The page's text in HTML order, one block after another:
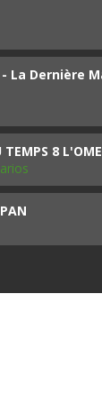
- La Dernière
8